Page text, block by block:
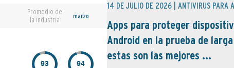
Promedio de
la industria
marzo
93 94
14 DE JULIO DE 2026 | ANTIVIRUS PARA
Apps para proteger
Android en la prueba de
estas son las mejores ...